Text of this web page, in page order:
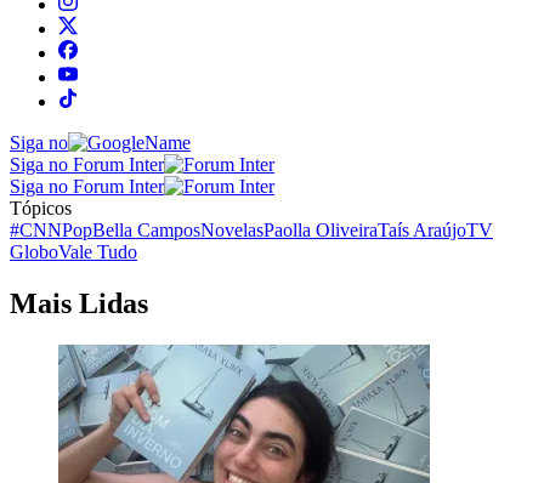
Siga no
Siga no Forum Inter
Siga no Forum Inter
Tópicos
#CNNPopBella CamposNovelasPaolla OliveiraTaís AraújoTV
GloboVale Tudo
Mais Lidas